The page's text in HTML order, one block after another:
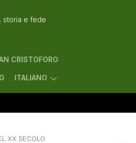
storia e fede
CRISTOFORO
ITALIANO
XX SECOLO